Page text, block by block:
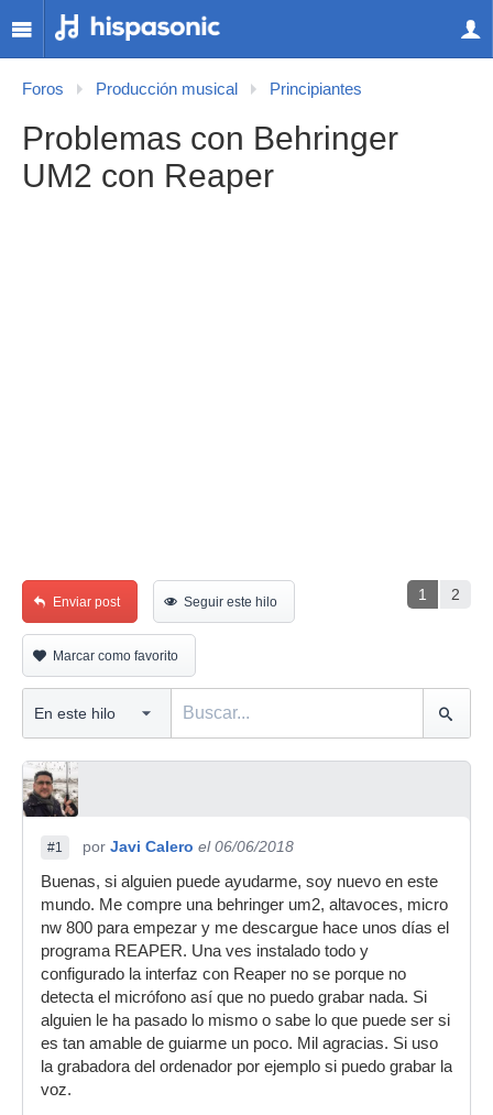
Foros Producción musical Principiantes
Problemas con Behringer
UM2 con Reaper
1 2
Enviar post Seguir este hilo
Marcar como favorito
#1 por Javi Calero el 06/06/2018
Buenas, si alguien puede ayudarme, soy nuevo en este
mundo. Me compre una behringer um2, altavoces, micro
nw 800 para empezar y me descargue hace unos días el
programa REAPER. Una ves instalado todo y
configurado la interfaz con Reaper no se porque no
detecta el micrófono así que no puedo grabar nada. Si
alguien le ha pasado lo mismo o sabe lo que puede ser si
es tan amable de guiarme un poco. Mil agracias. Si uso
la grabadora del ordenador por ejemplo si puedo grabar la
voz.